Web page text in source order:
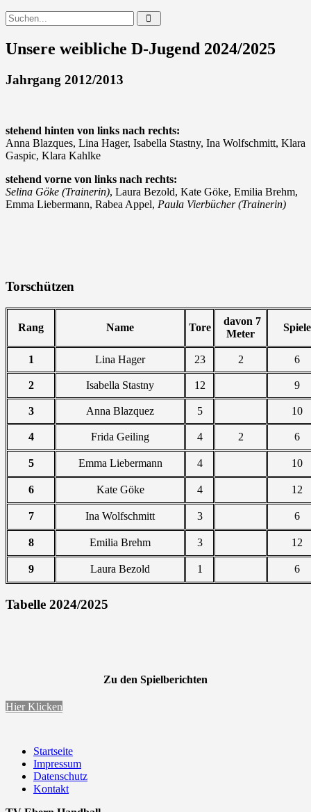
Unsere weibliche D-Jugend 2024/2025
Jahrgang 2012/2013
stehend hinten von links nach rechts:
Anna Blazques, Lina Hager, Isabella Stastny, Ina Wolfschmitt, Klara
Gaspic, Klara Kahlke
stehend vorne von links nach rechts:
Selina Göke (Trainerin), Laura Bezold, Kate Göke, Emilia Brehm,
Emma Liebermann, Rabea Appel, Paula Vierbücher (Trainerin)
Torschützen
Rang Name Tore
davon 7
Meter
Spiele
1 Lina Hager 23 2 6
2 Isabella Stastny 12 9
3 Anna Blazquez 5 10
4 Frida Geiling 4 2 6
5 Emma Liebermann 4 10
6 Kate Göke 4 12
7 Ina Wolfschmitt 3 6
8 Emilia Brehm 3 12
9 Laura Bezold 1 6
Tabelle 2024/2025
Zu den Spielberichten
Hier Klicken
Startseite
Impressum
Datenschutz
Kontakt